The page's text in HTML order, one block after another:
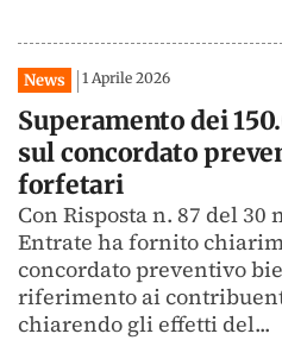
News 1 Aprile 2026
Superamento dei
sul concordato
forfetari
Con Risposta n. 87 del 30
Entrate ha fornito
concordato preventivo
riferimento ai
chiarendo gli effetti del...